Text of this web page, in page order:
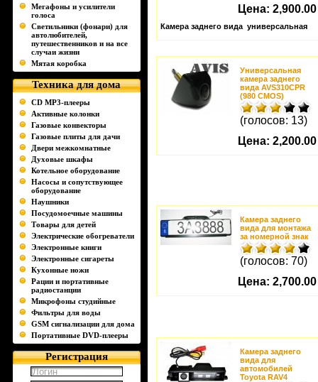
Мегафоны и усилители
голоса
Светильники (фонари) для
автолюбителей,
путешественников и на все
случаи жизни
Мятая коробка
Техника для дома
CD MP3-плееры
Активные колонки
Газовые конвекторы
Газовые плиты для дачи
Двери межкомнатные
Духовые шкафы
Котельное оборудование
Насосы и сопутствующее
оборудование
Наушники
Посудомоечные машины
Товары для детей
Электрические обогреватели
Электронные книги
Электронные сигареты
Кухонные ножи
Рации и портативные
радиостанции
Микрофоны студийные
Фильтры для воды
GSM сигнализации для дома
Портативные DVD-плееры
Регистрация
Цена:
Камера заднего вида универсальная
Универсальная
камера заднего
вида AVS310CPR
(980 CMOS)
(голосов: 13)
Цена:
Камера заднего
вида для монтажа
за номерной знак
(голосов: 70)
Цена:
Камера заднего
вида для
автомобилей
Toyota RAV4